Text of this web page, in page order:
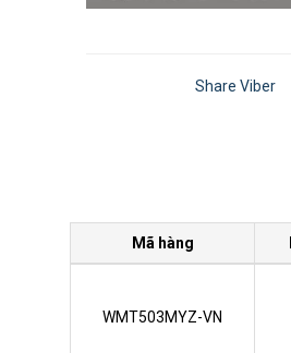
Share Viber
Mã hàng
WMT503MYZ-VN